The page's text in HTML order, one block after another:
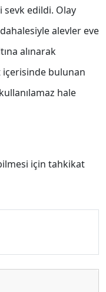
edildi. Olay
alevler eve
alınarak
içerisinde bulunan
hale
için tahkikat